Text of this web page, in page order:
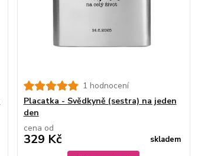
1 hodnocení
Placatka - Svědkyně (sestra) na jeden
den
cena od
329 Kč skladem